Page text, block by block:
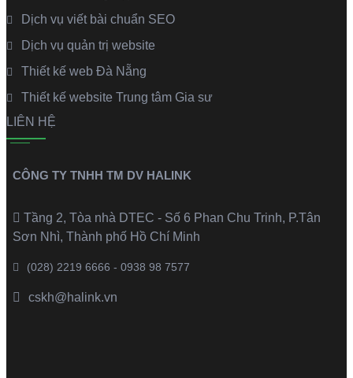
Dịch vụ viết bài chuẩn SEO
Dịch vụ quản trị website
Thiết kế web Đà Nẵng
Thiết kế website Trung tâm Gia sư
LIÊN HỆ
CÔNG TY TNHH TM DV HALINK
Tầng 2, Tòa nhà DTEC - Số 6 Phan Chu Trinh, P.Tân
Sơn Nhì, Thành phố Hồ Chí Minh
(028) 2219 6666 - 0938 98 7577
cskh@halink.vn